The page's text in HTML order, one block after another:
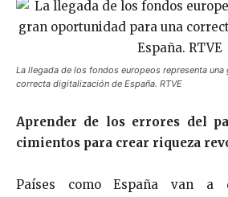
La llegada de los fondos europeos representa
correcta digitalización de España. RTVE
Aprender de los errores del
cimientos para crear riqueza
Países como España van a